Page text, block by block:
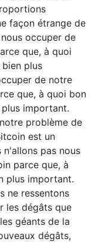
façon étrange de
occuper de
que, à quoi
plus
de notre
que, à quoi bon
important.
problème de
est un
pas nous
parce que, à
plus important.
ne ressentons
les dégâts que
géants de la
dégâts,